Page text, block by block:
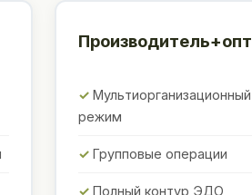
Производитель+опт
Мультиорганизационный
режим
Групповые операции
Полный контур ЭДО